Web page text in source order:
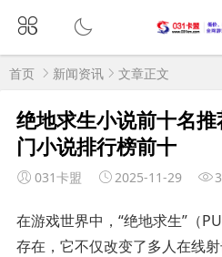
首页 新闻资讯 文章正文
绝地求生小说前十名
门小说排行榜前十
031卡盟 2025-11-29
在游戏世界中，“绝地求生”（
存在，它不仅改变了多人在线